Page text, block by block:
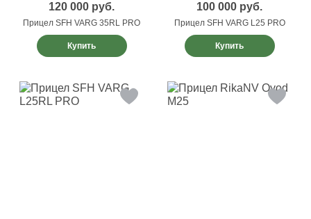
120 000 руб.
Прицел SFH VARG 35RL PRO
Купить
100 000 руб.
Прицел SFH VARG L25 PRO
Купить